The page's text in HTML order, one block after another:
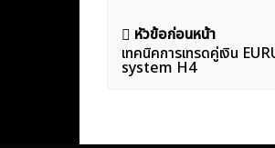
แนะแนว
เรื่อง
หัวข้อก่อนหน้า
เทคนิคการเทรดคู่เงิน
system H4